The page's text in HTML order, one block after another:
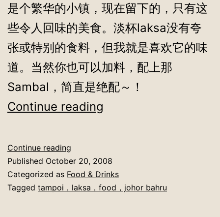
是个繁华的小镇，现在留下的，只有这
些令人回味的美食。淡杯laksa没有夸
张或特别的食料，但我就是喜欢它的味
道。当然你也可以加料，配上那
Sambal，简直是绝配～！
Continue reading
Continue reading
杯
Laksa
Published October 20, 2008
Categorized as Food & Drinks
Tagged tampoi，laksa，food，johor bahru